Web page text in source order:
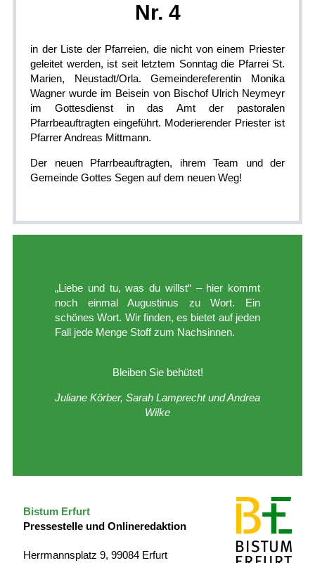
Nr.­ 4
in der Liste der Pfarreien, die nicht von einem Priester
geleitet werden, ist seit letztem Sonntag die Pfarrei St.
Marien, Neustadt/Orla. Gemeindereferentin Monika
Wagner wurde im Beisein von Bischof Ulrich Neymeyr
im Gottesdienst in das Amt der pastoralen
Pfarrbeauftragten eingeführt. Moderierender Priester ist
Pfarrer Andreas Mittmann.
Der neuen Pfarrbeauftragten, ihrem Team und der
Gemeinde Gottes Segen auf dem neuen Weg!
„Liebe und tu, was du willst“ – hier kommt
noch einmal Augustinus zu Wort. Ein
schönes Wort. Wir finden, es bietet auf jeden
Fall jede Menge Stoff zum Nachsinnen.
Bleiben Sie behütet!
Juliane Körber, Sarah Lamprecht und Andrea
Wilke
Bistum Erfurt
Pressestelle und Onlineredaktion
Herrmannsplatz 9, 99084 Erfurt